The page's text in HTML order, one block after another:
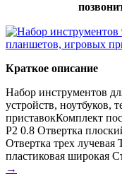
Краткое описание
Набор инструментов
устройств, ноутбуков,
приставокКомплект
P2 0.8 Отвертка
Отвертка трех
пластиковая широкая
→